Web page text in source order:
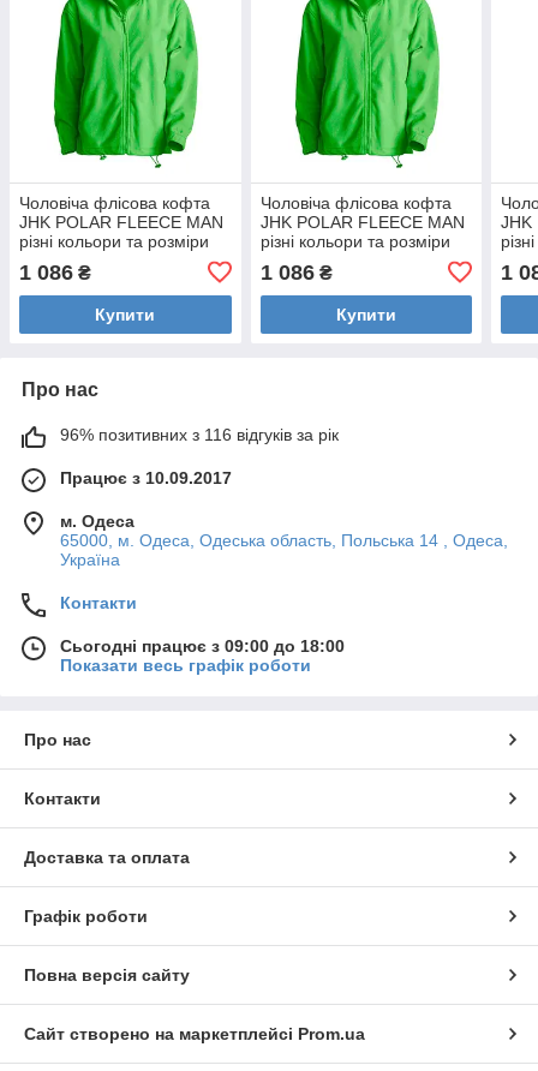
Чоловіча флісова кофта
JHK POLAR FLEECE MAN
різні кольори та розміри
1 086 ₴
Купити
Чоловіча флісова кофта
JHK POLAR FLEECE MAN
різні кольори та розміри
1 086₴
Купити
JHK
1
Про нас
96% позитивних з 116 відгуків за рік
Працює з 10.09.2017
м. Одеса
65000, м. Одеса, Одеська область, Польська 14 , Одеса,
Україна
Контакти
Сьогодні працює з 09:00 до 18:00
Показати весь графік роботи
Про нас
Контакти
Доставка та оплата
Графік роботи
Повна версія сайту
Сайт створено на маркетплейсі Prom.ua